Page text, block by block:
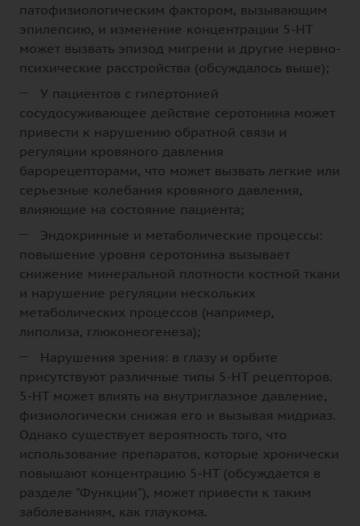
патофизиологическим фактором, вызывающим
эпилепсию, и изменение концентрации 5-НТ
может вызвать эпизод мигрени и другие нервно-
психические расстройства (обсуждалось выше);
У пациентов с гипертонией
сосудосуживающее действие серотонина может
привести к нарушению обратной связи и
регуляции кровяного давления
барорецепторами, что может вызвать легкие или
серьезные колебания кровяного давления,
влияющие на состояние пациента;
Эндокринные и метаболические процессы:
повышение уровня серотонина вызывает
снижение минеральной плотности костной ткани
и нарушение регуляции нескольких
метаболических процессов (например,
липолиза, глюконеогенеза);
Нарушения зрения: в глазу и орбите
присутствуют различные типы 5-НТ рецепторов.
5-НТ может влиять на внутриглазное давление,
физиологически снижая его и вызывая мидриаз.
Однако существует вероятность того, что
использование препаратов, которые хронически
повышают концентрацию 5-НТ (обсуждается в
разделе "Функции"), может привести к таким
заболеваниям, как глаукома.